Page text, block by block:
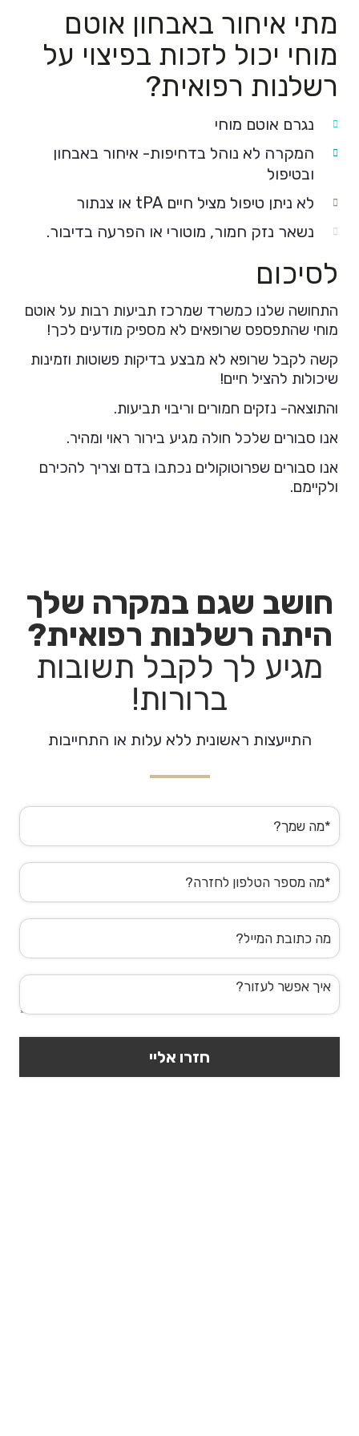
מתי איחור באבחון אוטם
מוחי יכול לזכות בפיצוי על
רשלנות רפואית?
נגרם אוטם מוחי
המקרה לא נוהל בדחיפות- איחור באבחון
ובטיפול
לא ניתן טיפול מציל חיים tPA או צנתור
נשאר נזק חמור, מוטורי או הפרעה בדיבור.
לסיכום
התחושה שלנו כמשרד שמרכז תביעות רבות על אוטם
מוחי שהתפספס שרופאים לא מספיק מודעים לכך!
קשה לקבל שרופא לא מבצע בדיקות פשוטות וזמינות
שיכולות להציל חיים!
והתוצאה- נזקים חמורים וריבוי תביעות.
אנו סבורים שלכל חולה מגיע בירור ראוי ומהיר.
אנו סבורים שפרוטוקולים נכתבו בדם וצריך להכירם
ולקיימם.
חושב שגם במקרה שלך
היתה רשלנות רפואית?
מגיע לך לקבל תשובות
ברורות!
התייעצות ראשונית ללא עלות או התחייבות
שם
מלא
טלפון
דוא"ל
הודעה